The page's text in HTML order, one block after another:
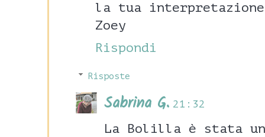
la tua
Zoey
Rispondi
Risposte
Sabrina G. 21:32
La Bolilla è stata